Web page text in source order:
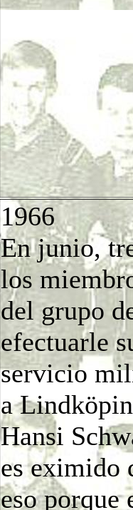
1966
En junio,
los
del grupo
efectuarle
servicio
a
Hansi
es eximido
eso porque